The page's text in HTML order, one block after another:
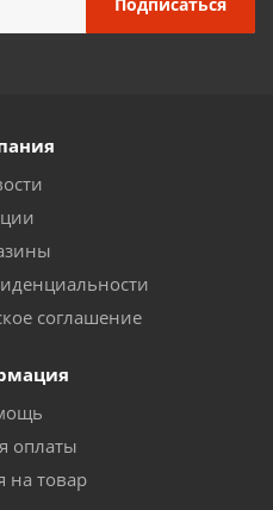
соглашение
оплаты
на товар